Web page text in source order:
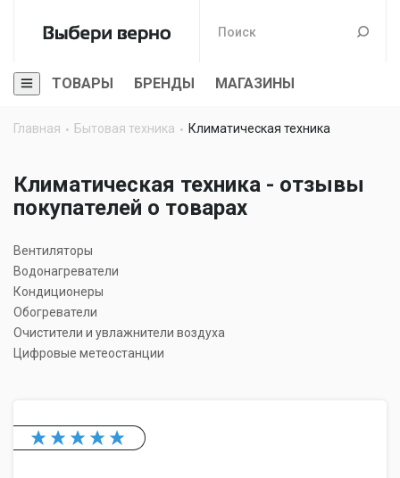
ТОВАРЫ БРЕНДЫ МАГАЗИНЫ
Главная Бытовая техника Климатическая техника
Климатическая техника - отзывы
покупателей о товарах
Вентиляторы
Водонагреватели
Кондиционеры
Обогреватели
Очистители и увлажнители воздуха
Цифровые метеостанции